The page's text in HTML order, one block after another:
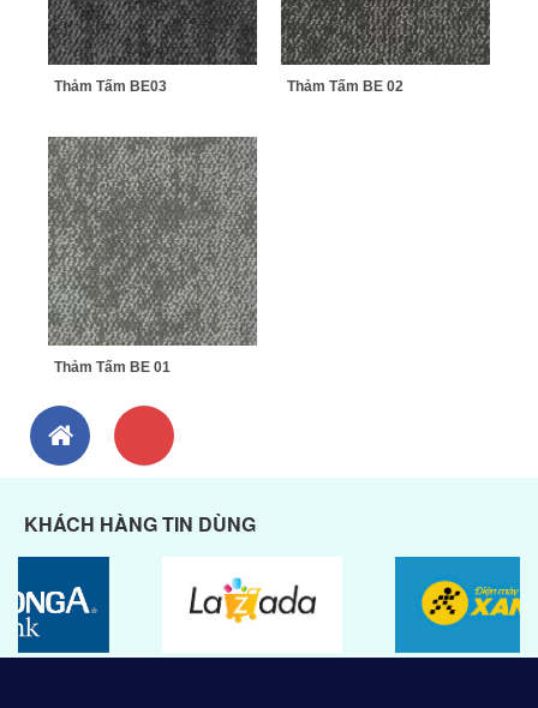
Thảm Tấm BE03 Thảm Tấm BE 02
Thảm Tấm BE 01
KHÁCH HÀNG TIN DÙNG